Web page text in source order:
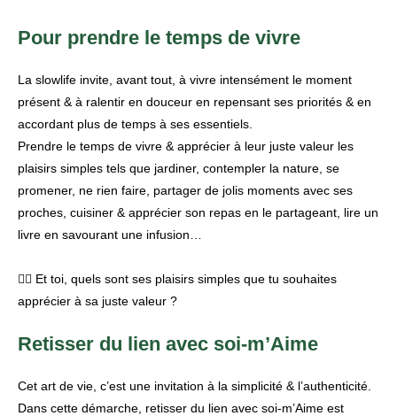
Pour prendre le temps de vivre
La slowlife invite, avant tout, à vivre intensément le moment
présent & à ralentir en douceur en repensant ses priorités & en
accordant plus de temps à ses essentiels.
Prendre le temps de vivre & apprécier à leur juste valeur les
plaisirs simples tels que jardiner, contempler la nature, se
promener, ne rien faire, partager de jolis moments avec ses
proches, cuisiner & apprécier son repas en le partageant, lire un
livre en savourant une infusion…
👉🏾 Et toi, quels sont ses plaisirs simples que tu souhaites
apprécier à sa juste valeur ?
Retisser du lien avec soi-m’Aime
Cet art de vie, c’est une invitation à la simplicité & l’authenticité.
Dans cette démarche, retisser du lien avec soi-m’Aime est